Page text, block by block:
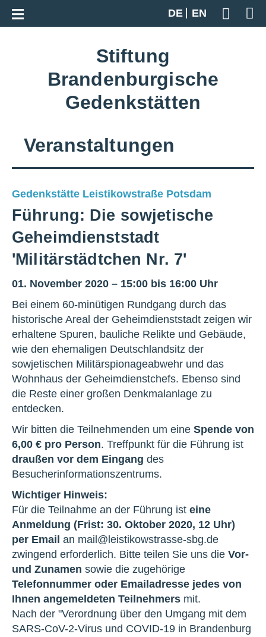
DE
EN
Geben
Zur Gesamtübersicht
Stiftung
Brandenburgische
Gedenkstätten
Veranstaltungen
Gedenkstätte Leistikowstraße Potsdam
Führung: Die sowjetische
Geheimdienststadt
'Militärstädtchen Nr. 7'
01. November 2020 – 15:00 bis 16:00 Uhr
Bei einem 60-minütigen Rundgang durch das
historische Areal der Geheimdienststadt zeigen wir
erhaltene Spuren, bauliche Relikte und Gebäude,
wie den ehemaligen Deutschlandsitz der
sowjetischen Militärspionageabwehr und das
Wohnhaus der Geheimdienstchefs. Ebenso sind
die Reste einer großen Denkmalanlage zu
entdecken.
Wir bitten die Teilnehmenden um eine Spende von
6,00 € pro Person. Treffpunkt für die Führung ist
draußen vor dem Eingang des
Besucherinformationszentrums.
Wichtiger Hinweis:
Für die Teilnahme an der Führung ist eine
Anmeldung (Frist: 30. Oktober 2020, 12 Uhr)
per Email an mail@leistikowstrasse-sbg.de
zwingend erforderlich. Bitte teilen Sie uns die Vor-
und Zunamen sowie die zugehörige
Telefonnummer oder Emailadresse jedes von
Ihnen angemeldeten Teilnehmers mit.
Nach der "Verordnung über den Umgang mit dem
SARS-CoV-2-Virus und COVID-19 in Brandenburg